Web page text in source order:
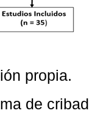
propia.
de